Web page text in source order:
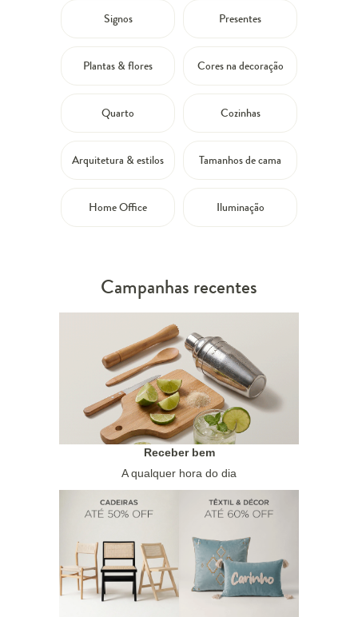
Signos Presentes
Plantas & flores Cores na decoração
Quarto Cozinhas
Arquitetura & estilos Tamanhos de cama
Home Office Iluminação
Campanhas recentes
Receber bem
A qualquer hora do dia